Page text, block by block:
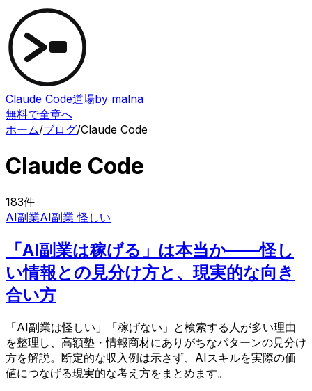
Claude Code道場by malna
無料で全章へ
ホーム/ブログ/Claude Code
Claude Code
183件
AI副業AI副業 怪しい
「AI副業は稼げる」は本当か——怪し
い情報との見分け方と、現実的な向き
合い方
「AI副業は怪しい」「稼げない」と検索する人が多い理由
を整理し、高額塾・情報商材にありがちなパターンの見分け
方を解説。断定的な収入例は示さず、AIスキルを実際の価
値につなげる現実的な考え方をまとめます。